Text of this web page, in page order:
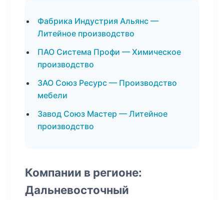
Фабрика Индустрия Альянс —
Литейное производство
ПАО Система Профи — Химическое
производство
ЗАО Союз Ресурс — Производство
мебели
Завод Союз Мастер — Литейное
производство
Компании в регионе:
Дальневосточный